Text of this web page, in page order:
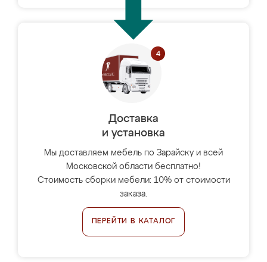
Доставка
и установка
Мы доставляем мебель по Зарайску и всей
Московской области бесплатно!
Стоимость сборки мебели: 10% от стоимости
заказа.
ПЕРЕЙТИ В КАТАЛОГ